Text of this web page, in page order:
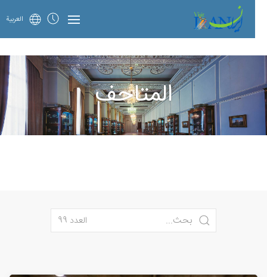
العربية
المتاحف
العدد 99